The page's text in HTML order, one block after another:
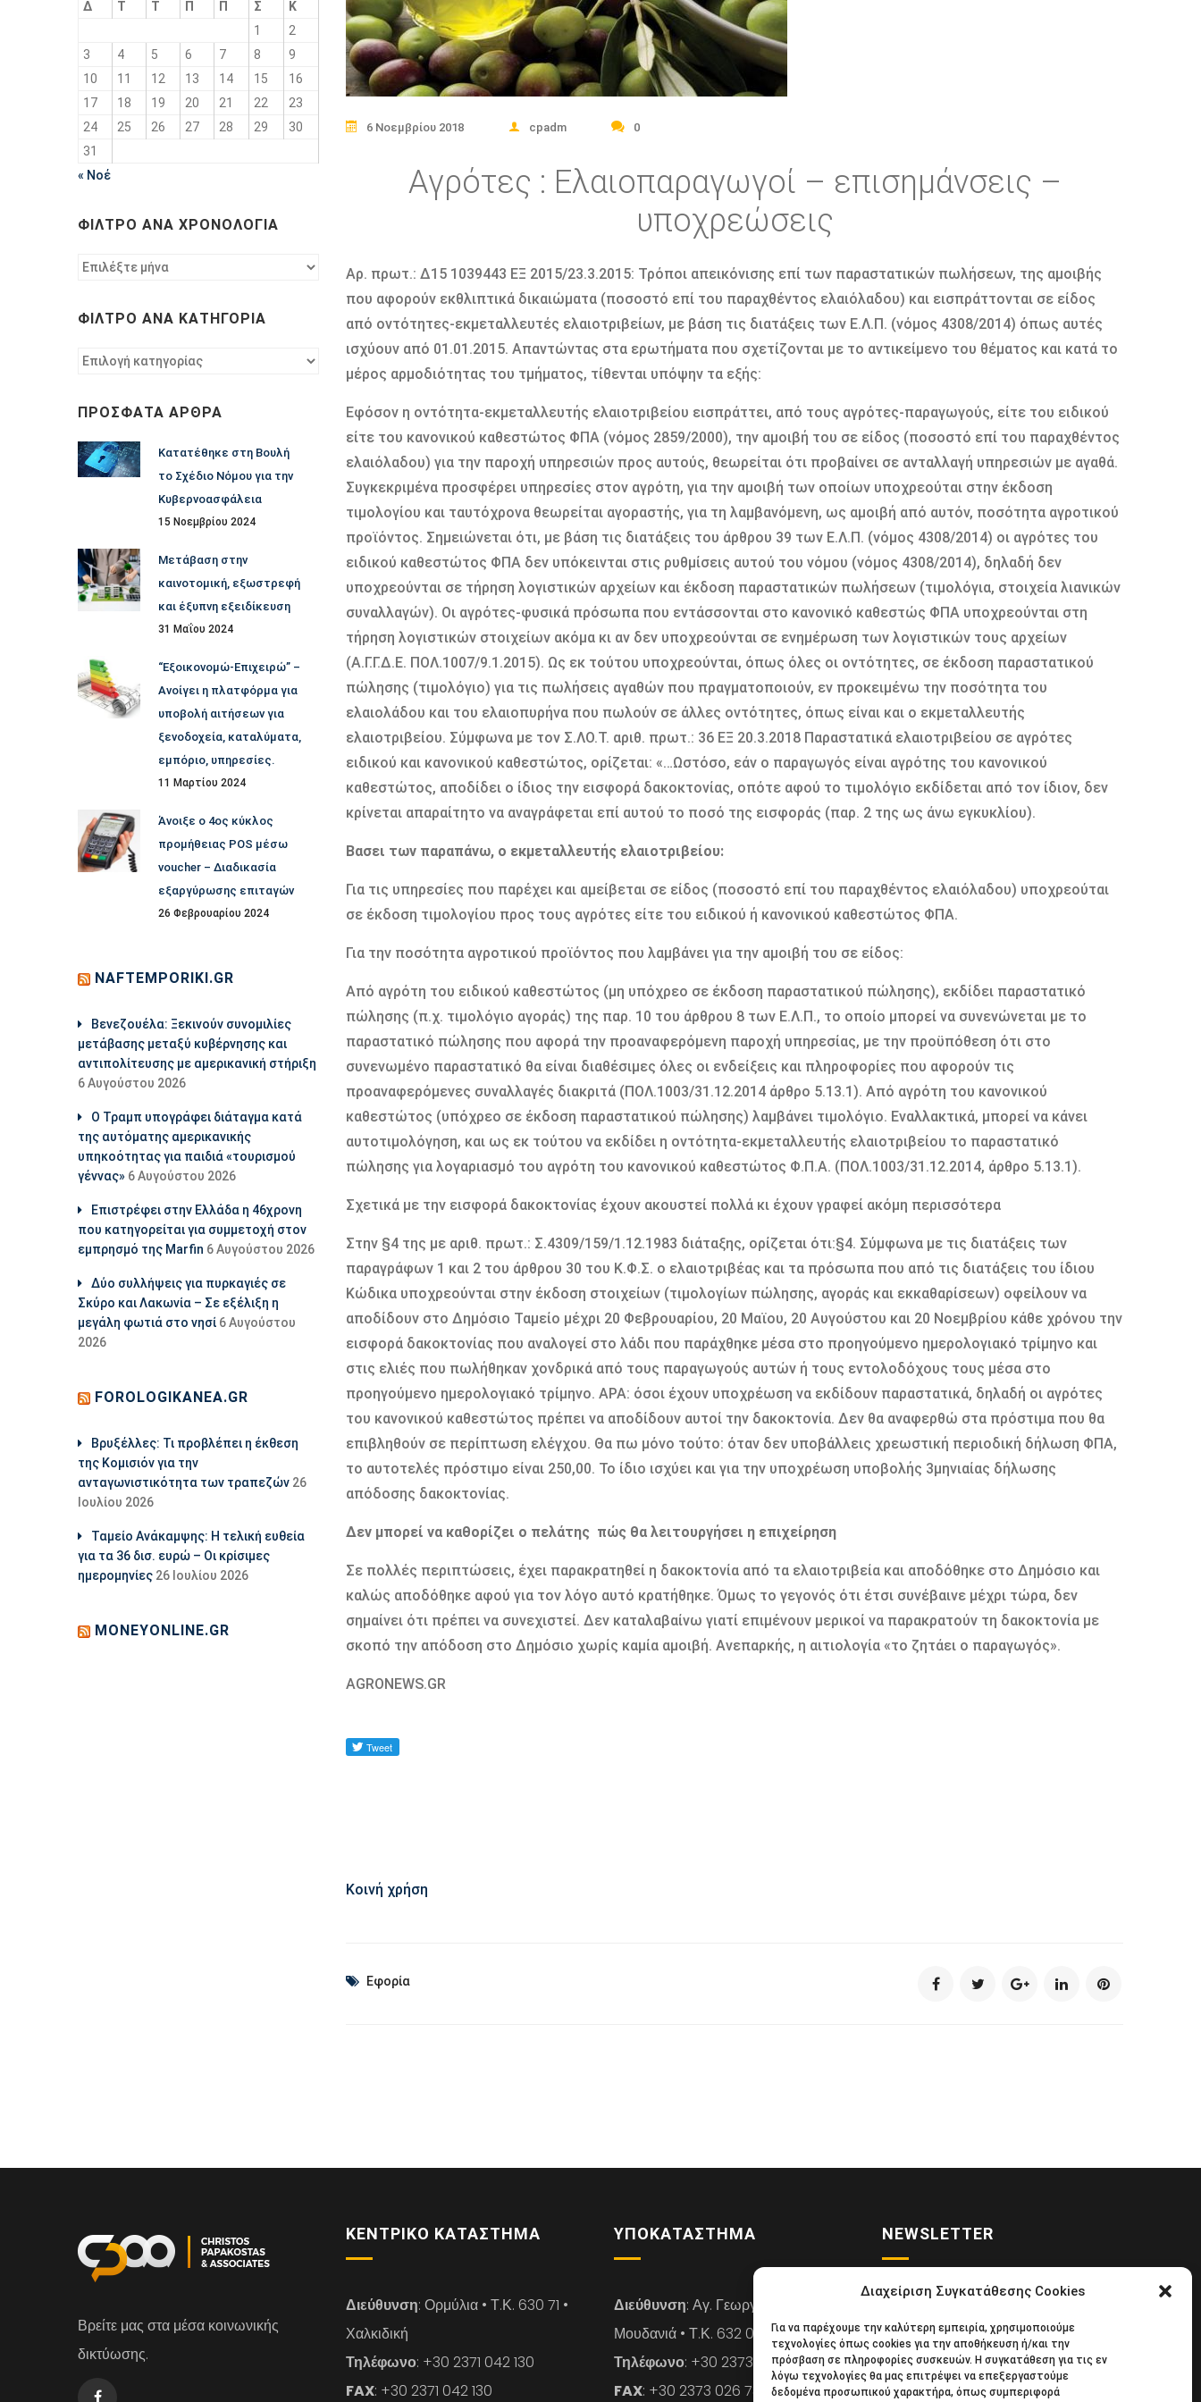
Διαχείριση Συγκατάθεσης Cookies
Για να παρέχουμε την καλύτερη εμπειρία, χρησιμοποιούμε
τεχνολογίες όπως cookies για την αποθήκευση ή/και την
πρόσβαση σε πληροφορίες συσκευών. Η συγκατάθεση για τις εν
λόγω τεχνολογίες θα μας επιτρέψει να επεξεργαστούμε
δεδομένα προσωπικού χαρακτήρα, όπως συμπεριφορά
6 Νοεμβρίου 2018 cpadm 0
Αγρότες : Ελαιοπαραγωγοί – επισημάνσεις –
υποχρεώσεις
Αρ. πρωτ.: ∆15 1039443 ΕΞ 2015/23.3.2015: Τρόποι απεικόνισης επί των παραστατικών πωλήσεων, της αµοιβής
που αφορούν εκθλιπτικά δικαιώµατα (ποσοστό επί του παραχθέντος ελαιόλαδου) και εισπράττονται σε είδος
από οντότητες-εκµεταλλευτές ελαιοτριβείων, µε βάση τις διατάξεις των Ε.Λ.Π. (νόµος 4308/2014) όπως αυτές
ισχύουν από 01.01.2015. Απαντώντας στα ερωτήµατα που σχετίζονται µε το αντικείµενο του θέµατος και κατά το
µέρος αρµοδιότητας του τµήµατος, τίθενται υπόψην τα εξής:
Εφόσον η οντότητα-εκµεταλλευτής ελαιοτριβείου εισπράττει, από τους αγρότες-παραγωγούς, είτε του ειδικού
είτε του κανονικού καθεστώτος ΦΠΑ (νόµος 2859/2000), την αµοιβή του σε είδος (ποσοστό επί του παραχθέντος
ελαιόλαδου) για την παροχή υπηρεσιών προς αυτούς, θεωρείται ότι προβαίνει σε ανταλλαγή υπηρεσιών µε αγαθά.
Συγκεκριµένα προσφέρει υπηρεσίες στον αγρότη, για την αµοιβή των οποίων υποχρεούται στην έκδοση
τιµολογίου και ταυτόχρονα θεωρείται αγοραστής, για τη λαµβανόµενη, ως αµοιβή από αυτόν, ποσότητα αγροτικού
προϊόντος. Σηµειώνεται ότι, µε βάση τις διατάξεις του άρθρου 39 των Ε.Λ.Π. (νόµος 4308/2014) οι αγρότες του
ειδικού καθεστώτος ΦΠΑ δεν υπόκεινται στις ρυθµίσεις αυτού του νόµου (νόµος 4308/2014), δηλαδή δεν
υποχρεούνται σε τήρηση λογιστικών αρχείων και έκδοση παραστατικών πωλήσεων (τιµολόγια, στοιχεία λιανικών
συναλλαγών). Οι αγρότες-φυσικά πρόσωπα που εντάσσονται στο κανονικό καθεστώς ΦΠΑ υποχρεούνται στη
τήρηση λογιστικών στοιχείων ακόµα κι αν δεν υποχρεούνται σε ενηµέρωση των λογιστικών τους αρχείων
(Α.Γ.Γ.∆.Ε. ΠΟΛ.1007/9.1.2015). Ως εκ τούτου υποχρεούνται, όπως όλες οι οντότητες, σε έκδοση παραστατικού
πώλησης (τιµολόγιο) για τις πωλήσεις αγαθών που πραγµατοποιούν, εν προκειµένω την ποσότητα του
ελαιολάδου και του ελαιοπυρήνα που πωλούν σε άλλες οντότητες, όπως είναι και ο εκµεταλλευτής
ελαιοτριβείου. Σύµφωνα µε τον Σ.ΛΟ.Τ. αριθ. πρωτ.: 36 ΕΞ 20.3.2018 Παραστατικά ελαιοτριβείου σε αγρότες
ειδικού και κανονικού καθεστώτος, ορίζεται: «…Ωστόσο, εάν ο παραγωγός είναι αγρότης του κανονικού
καθεστώτος, αποδίδει ο ίδιος την εισφορά δακοκτονίας, οπότε αφού το τιµολόγιο εκδίδεται από τον ίδιον, δεν
κρίνεται απαραίτητο να αναγράφεται επί αυτού το ποσό της εισφοράς (παρ. 2 της ως άνω εγκυκλίου).
Βασει των παραπάνω, ο εκµεταλλευτής ελαιοτριβείου:
Για τις υπηρεσίες που παρέχει και αµείβεται σε είδος (ποσοστό επί του παραχθέντος ελαιόλαδου) υποχρεούται
σε έκδοση τιµολογίου προς τους αγρότες είτε του ειδικού ή κανονικού καθεστώτος ΦΠΑ.
Για την ποσότητα αγροτικού προϊόντος που λαµβάνει για την αµοιβή του σε είδος:
Από αγρότη του ειδικού καθεστώτος (µη υπόχρεο σε έκδοση παραστατικού πώλησης), εκδίδει παραστατικό
πώλησης (π.χ. τιµολόγιο αγοράς) της παρ. 10 του άρθρου 8 των Ε.Λ.Π., το οποίο µπορεί να συνενώνεται µε το
παραστατικό πώλησης που αφορά την προαναφερόµενη παροχή υπηρεσίας, µε την προϋπόθεση ότι στο
συνενωµένο παραστατικό θα είναι διαθέσιµες όλες οι ενδείξεις και πληροφορίες που αφορούν τις
προαναφερόµενες συναλλαγές διακριτά (ΠΟΛ.1003/31.12.2014 άρθρο 5.13.1). Από αγρότη του κανονικού
καθεστώτος (υπόχρεο σε έκδοση παραστατικού πώλησης) λαµβάνει τιµολόγιο. Εναλλακτικά, µπορεί να κάνει
αυτοτιµολόγηση, και ως εκ τούτου να εκδίδει η οντότητα-εκµεταλλευτής ελαιοτριβείου το παραστατικό
πώλησης για λογαριασµό του αγρότη του κανονικού καθεστώτος Φ.Π.Α. (ΠΟΛ.1003/31.12.2014, άρθρο 5.13.1).
Σχετικά µε την εισφορά δακοκτονίας έχουν ακουστεί πολλά κι έχουν γραφεί ακόµη περισσότερα
Στην §4 της µε αριθ. πρωτ.: Σ.4309/159/1.12.1983 διάταξης, ορίζεται ότι:§4. Σύµφωνα µε τις διατάξεις των
παραγράφων 1 και 2 του άρθρου 30 του Κ.Φ.Σ. ο ελαιοτριβέας και τα πρόσωπα που από τις διατάξεις του ίδιου
Κώδικα υποχρεούνται στην έκδοση στοιχείων (τιµολογίων πώλησης, αγοράς και εκκαθαρίσεων) οφείλουν να
αποδίδουν στο ∆ηµόσιο Ταµείο µέχρι 20 Φεβρουαρίου, 20 Μαϊου, 20 Αυγούστου και 20 Νοεµβρίου κάθε χρόνου την
εισφορά δακοκτονίας που αναλογεί στο λάδι που παράχθηκε µέσα στο προηγούµενο ηµερολογιακό τρίµηνο και
στις ελιές που πωλήθηκαν χονδρικά από τους παραγωγούς αυτών ή τους εντολοδόχους τους µέσα στο
προηγούµενο ηµερολογιακό τρίµηνο. ΑΡΑ: όσοι έχουν υποχρέωση να εκδίδουν παραστατικά, δηλαδή οι αγρότες
του κανονικού καθεστώτος πρέπει να αποδίδουν αυτοί την δακοκτονία. ∆εν θα αναφερθώ στα πρόστιµα που θα
επιβληθούν σε περίπτωση ελέγχου. Θα πω µόνο τούτο: όταν δεν υποβάλλεις χρεωστική περιοδική δήλωση ΦΠΑ,
το αυτοτελές πρόστιµο είναι 250,00. Το ίδιο ισχύει και για την υποχρέωση υποβολής 3µηνιαίας δήλωσης
απόδοσης δακοκτονίας.
∆εν µπορεί να καθορίζει ο πελάτης πώς θα λειτουργήσει η επιχείρηση
Σε πολλές περιπτώσεις, έχει παρακρατηθεί η δακοκτονία από τα ελαιοτριβεία και αποδόθηκε στο ∆ηµόσιο και
καλώς αποδόθηκε αφού για τον λόγο αυτό κρατήθηκε. Όµως το γεγονός ότι έτσι συνέβαινε µέχρι τώρα, δεν
σηµαίνει ότι πρέπει να συνεχιστεί. ∆εν καταλαβαίνω γιατί επιµένουν µερικοί να παρακρατούν τη δακοκτονία µε
σκοπό την απόδοση στο ∆ηµόσιο χωρίς καµία αµοιβή. Ανεπαρκής, η αιτιολογία «το ζητάει ο παραγωγός».
AGRONEWS.GR
Κοινή χρήση
Εφορία
Δ
Τ Τ Π Π Σ
Κ
1
2
3
4 5 6 7 8
9
10
11 12 13 14 15
16
17
18 19 20 21 22
23
24
25 26 27 28 29
30
31
« Νοέ
ΦΊΛΤΡΟ ΑΝΆ ΧΡΟΝΟΛΟΓΊΑ
Φίλτρο
ΦΊΛΤΡΟ ΑΝΆ ΚΑΤΗΓΟΡΊΑ
Φίλτρο
ΠΡΌΣΦΑΤΑ ΆΡΘΡΑ
Κατατέθηκε στη Βουλή
το Σχέδιο Νόμου για την
Κυβερνοασφάλεια
15 Νοεμβρίου 2024
Μετάβαση στην
καινοτομική, εξωστρεφή
και έξυπνη εξειδίκευση
31 Μαΐου 2024
“Εξοικονομώ-Επιχειρώ” –
Ανοίγει η πλατφόρμα για
υποβολή αιτήσεων για
ξενοδοχεία, καταλύματα,
εμπόριο, υπηρεσίες.
11 Μαρτίου 2024
Άνοιξε ο 4ος κύκλος
προμήθειας POS μέσω
voucher – Διαδικασία
εξαργύρωσης επιταγών
26 Φεβρουαρίου 2024
NAFTEMPORIKI.GR
Βενεζουέλα: Ξεκινούν συνομιλίες
μετάβασης μεταξύ κυβέρνησης και
αντιπολίτευσης με αμερικανική στήριξη
6 Αυγούστου 2026
Ο Τραμπ υπογράφει διάταγμα κατά
της αυτόματης αμερικανικής
υπηκοότητας για παιδιά «τουρισμού
γέννας» 6 Αυγούστου 2026
Επιστρέφει στην Ελλάδα η 46χρονη
που κατηγορείται για συμμετοχή στον
εμπρησμό της Marfin 6 Αυγούστου 2026
Δύο συλλήψεις για πυρκαγιές σε
Σκύρο και Λακωνία – Σε εξέλιξη η
μεγάλη φωτιά στο νησί 6 Αυγούστου
2026
FOROLOGIKANEA.GR
Βρυξέλλες: Τι προβλέπει η έκθεση
της Κομισιόν για την
ανταγωνιστικότητα των τραπεζών 26
Ιουλίου 2026
Ταμείο Ανάκαμψης: Η τελική ευθεία
για τα 36 δισ. ευρώ – Οι κρίσιμες
ημερομηνίες 26 Ιουλίου 2026
MONEYONLINE.GR
Βρείτε μας στα μέσα κοινωνικής
δικτύωσης.
ΚΕΝΤΡΙΚΌ ΚΑΤΆΣΤΗΜΑ
Διεύθυνση: Ορμύλια • Τ.Κ. 630 71 •
Χαλκιδική
Τηλέφωνο: +30 2371 042 130
FAX: +30 2371 042 130
ΥΠΟΚΑΤΆΣΤΗΜΑ
Διεύθυνση: Αγ. Γεωργίου 14 • Νέα
Μουδανιά • Τ.Κ. 632 00 • Χαλκιδική
Τηλέφωνο: +30 2373 026 739
FAX: +30 2373 026 739
NEWSLETTER
Κάντε εγγραφή στο ηλεκτρονικό μας
φυλλάδιο και μείνετε στο επίκεντρο
της οικονομικής επικαιρότητας.